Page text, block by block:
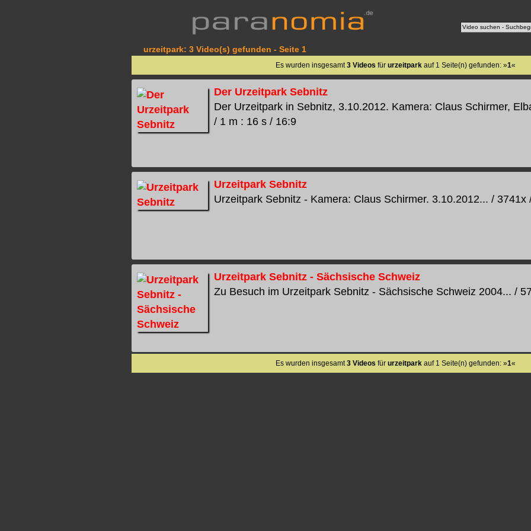
urzeitpark: 3 Video(s) gefunden - Seite 1
Es wurden insgesamt3 Videos für urzeitpark auf 1 Seite(n) gefunden: »1«
Der Urzeitpark Sebnitz
Der Urzeitpark in Sebnitz, 3.10.2012. Kamera: Claus Schirmer,
/ 1 m : 16 s / 16:9
Urzeitpark Sebnitz
Urzeitpark Sebnitz - Kamera: Claus Schirmer. 3.10.2012... / 3741x
Urzeitpark Sebnitz - Sächsische Schweiz
Zu Besuch im Urzeitpark Sebnitz - Sächsische Schweiz 2004... /
Es wurden insgesamt3 Videos für urzeitpark auf 1 Seite(n) gefunden: »1«